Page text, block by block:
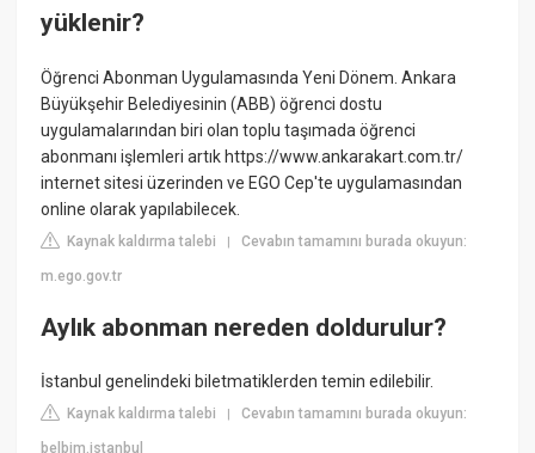
yüklenir?
Öğrenci Abonman Uygulamasında Yeni Dönem. Ankara
Büyükşehir Belediyesinin (ABB) öğrenci dostu
uygulamalarından biri olan toplu taşımada öğrenci
abonmanı işlemleri artık https://www.ankarakart.com.tr/
internet sitesi üzerinden ve EGO Cep'te uygulamasından
online olarak yapılabilecek.
Kaynak kaldırma talebi |Cevabın tamamını burada okuyun:
m.ego.gov.tr
Aylık abonman nereden doldurulur?
İstanbul genelindeki biletmatiklerden temin edilebilir.
Kaynak kaldırma talebi |Cevabın tamamını burada okuyun:
belbim.istanbul